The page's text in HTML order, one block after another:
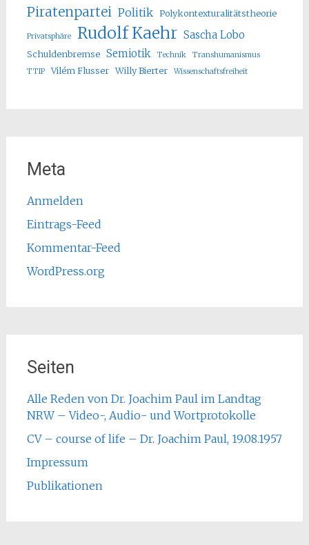
Piratenpartei Politik Polykontexturalitätstheorie
Privatsphäre Rudolf Kaehr Sascha Lobo
Schuldenbremse Semiotik Technik
Transhumanismus
TTIP
Vilém Flusser Willy Bierter Wissenschaftsfreiheit
Meta
Anmelden
Eintrags-Feed
Kommentar-Feed
WordPress.org
Seiten
Alle Reden von Dr. Joachim Paul im Landtag
NRW – Video-, Audio- und Wortprotokolle
CV – course of life – Dr. Joachim Paul, 19.08.1957
Impressum
Publikationen